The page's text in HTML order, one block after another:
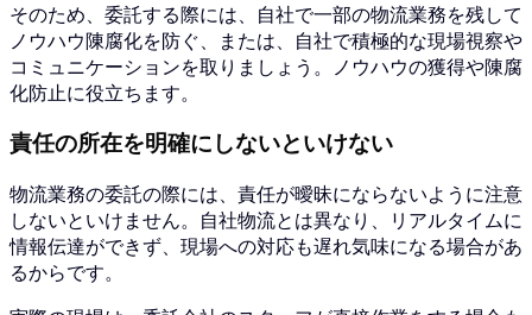
そのため、委託する際には、自社で一部の物流業務を残して
ノウハウ陳腐化を防ぐ、または、自社で積極的な現場視察や
コミュニケーションを取りましょう。ノウハウの獲得や陳腐
化防止に役立ちます。
責任の所在を明確にしないといけない
物流業務の委託の際には、責任が曖昧にならないように注意
しないといけません。自社物流とは異なり、リアルタイムに
情報伝達ができず、現場への対応も遅れ気味になる場合があ
るからです。